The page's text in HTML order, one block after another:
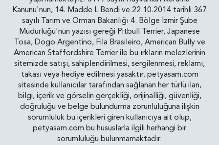
Kanunu'nun, 14. Madde L Bendi ve 22.10.2014 tarihli 367
sayılı Tarım ve Orman Bakanlığı 4. Bölge İzmir Şube
Müdürlüğü'nün yazısı gereği Pitbull Terrier, Japanese
Tosa, Dogo Argentino, Fila Brasileiro, American Bully ve
American Staffordshire Terrier ile bu ırkların melezlerinin
sitemizde satışı, sahiplendirilmesi, sergilenmesi, reklamı,
takası veya hediye edilmesi yasaktır. petyasam.com
sitesinde kullanıcılar tarafından sağlanan her türlü ilan,
bilgi, içerik ve görselin gerçekliği, orijinalliği, güvenliği,
doğruluğu ve belge bulundurma zorunluluğuna ilişkin
sorumluluk bu içerikleri giren kullanıcıya ait olup,
petyasam.com bu hususlarla ilgili herhangi bir
sorumluluğu bulunmamaktadır.